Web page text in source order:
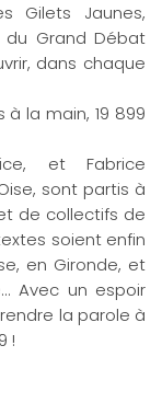
Jaunes,
du Grand Débat
dans chaque
la main, 19 899
et Fabrice
sont partis à
de collectifs de
soient enfin
en Gironde, et
Avec un espoir
la parole à
!